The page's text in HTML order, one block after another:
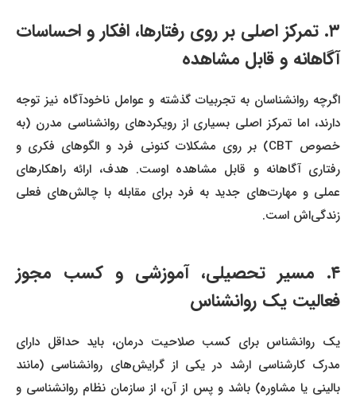
۳. تمرکز اصلی بر روی رفتارها، افکار و احساسات
آگاهانه و قابل مشاهده
اگرچه روانشناسان به تجربیات گذشته و عوامل ناخودآگاه نیز توجه
دارند، اما تمرکز اصلی بسیاری از رویکردهای روانشناسی مدرن (به
خصوص CBT) بر روی مشکلات کنونی فرد و الگوهای فکری و
رفتاری آگاهانه و قابل مشاهده اوست. هدف، ارائه راهکارهای
عملی و مهارت‌های جدید به فرد برای مقابله با چالش‌های فعلی
زندگی‌اش است.
۴. مسیر تحصیلی، آموزشی و کسب مجوز
فعالیت یک روانشناس
یک روانشناس برای کسب صلاحیت درمان، باید حداقل دارای
مدرک کارشناسی ارشد در یکی از گرایش‌های روانشناسی (مانند
بالینی یا مشاوره) باشد و پس از آن، از سازمان نظام روانشناسی و